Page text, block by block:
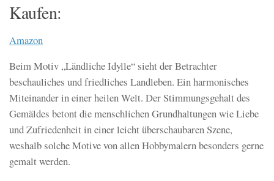
Kaufen:
Amazon
Beim Motiv „Ländliche Idylle“ sieht der Betrachter
beschauliches und friedliches Landleben. Ein harmonisches
Miteinander in einer heilen Welt. Der Stimmungsgehalt des
Gemäldes betont die menschlichen Grundhaltungen wie Liebe
und Zufriedenheit in einer leicht überschaubaren Szene,
weshalb solche Motive von allen Hobbymalern besonders gerne
gemalt werden.